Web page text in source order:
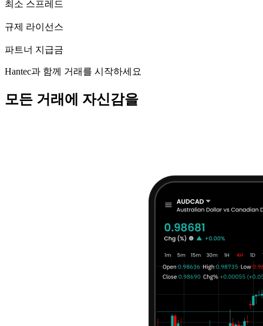
최소 스프레드
규제 라이선스
파트너 지급금
Hantec과 함께 거래를 시작하세요
모든 거래 에 자신감을